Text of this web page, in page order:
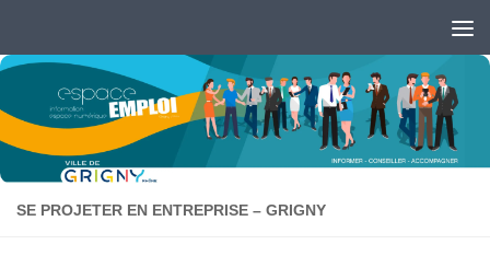
Ouvrir la barre d’outils
SE PROJETER EN ENTREPRISE – GRIGNY